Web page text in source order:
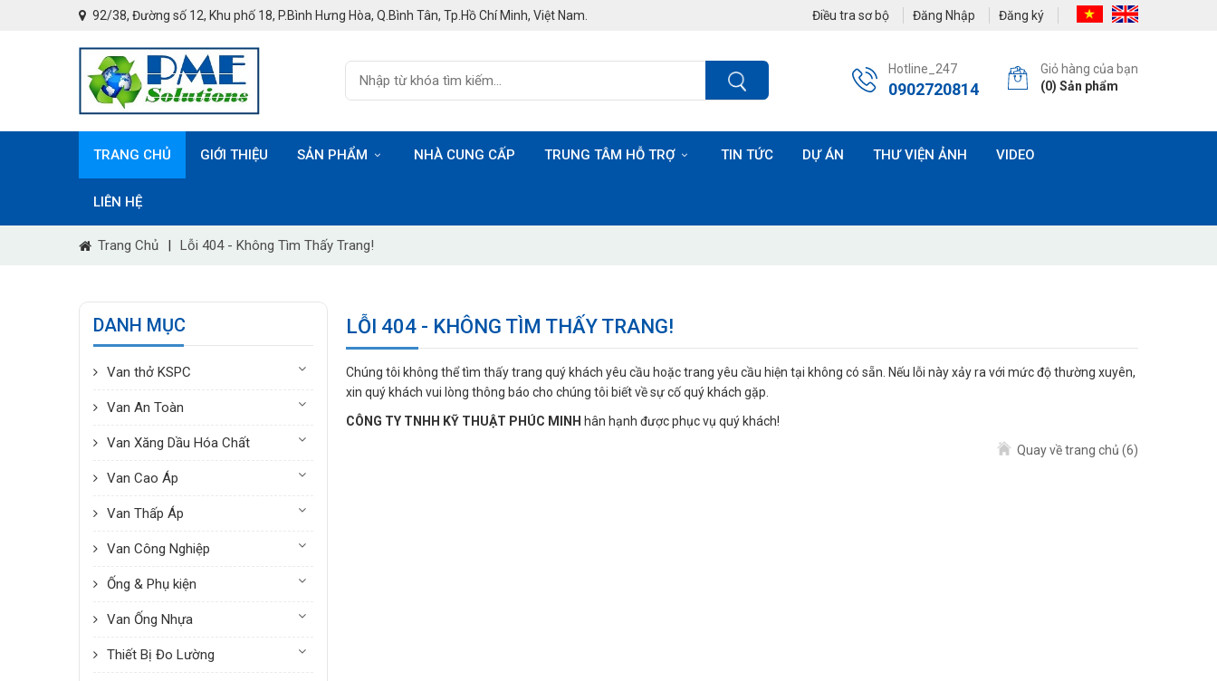
92/38, Đường số 12, Khu phố 18, P.Bình Hưng Hòa, Q.Bình Tân, Tp.Hồ Chí Minh, Việt Nam. Điều tra sơ bộ Đăng Nhập Đăng ký
Giỏ hàng của bạn
(0) Sản phẩm
Hotline_247
0902720814
TRANG CHỦ GIỚI THIỆU SẢN PHẨM NHÀ CUNG CẤP TRUNG TÂM HỖ TRỢ TIN TỨC DỰ ÁN THƯ VIỆN ẢNH VIDEO
LIÊN HỆ
Trang Chủ | Lỗi 404 - Không Tìm Thấy Trang!
LỖI 404 - KHÔNG TÌM THẤY TRANG!
Chúng tôi không thể tìm thấy trang quý khách yêu cầu hoặc trang yêu cầu hiện tại không có sẵn. Nếu lỗi này xảy ra với mức độ thường xuyên,
xin quý khách vui lòng thông báo cho chúng tôi biết về sự cố quý khách gặp.
CÔNG TY TNHH KỸ THUẬT PHÚC MINH hân hạnh được phục vụ quý khách!
Quay về trang chủ (5)
DANH MỤC
Van thở KSPC
Van An Toàn
Van Xăng Dầu Hóa Chất
Van Cao Áp
Van Thấp Áp
Van Công Nghiệp
Ống & Phụ kiện
Van Ống Nhựa
Thiết Bị Đo Lường